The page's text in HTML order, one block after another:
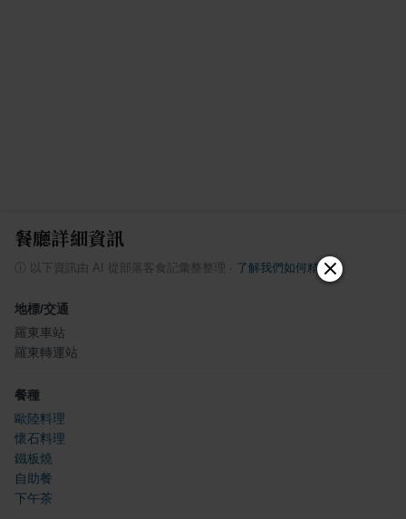
餐廳詳細資訊
ⓘ 以下資訊由 AI 從部落客食記彙整整理 了解我們如何精選
地標/交通
羅東車站
羅東轉運站
餐種
歐陸料理
懷石料理
鐵板燒
自助餐
下午茶